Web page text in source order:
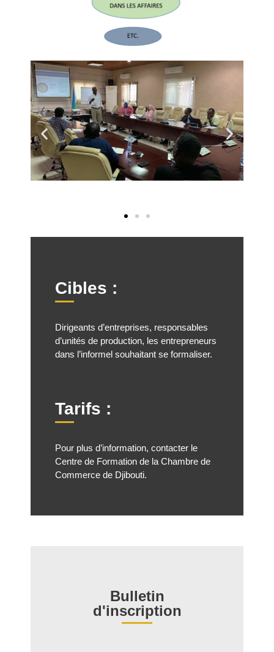
Cibles :
Dirigeants d’entreprises, responsables
d’unités de production, les entrepreneurs
dans l’informel souhaitant se formaliser.
Tarifs :
Pour plus d’information, contacter le
Centre de Formation de la Chambre de
Commerce de Djibouti.
Bulletin
d'inscription